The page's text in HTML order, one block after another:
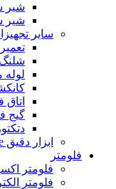
شیر
شیر
سایر
لوله
اتاق
گیج
ابزار دقیق wise
فلومتر
فلومتر
فلومتر